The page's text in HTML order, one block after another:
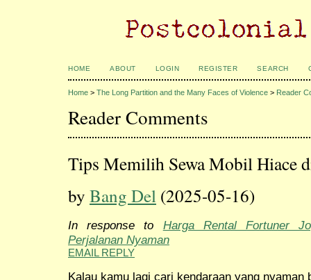
HOME ABOUT LOGIN REGISTER SEARCH
Home > The Long Partition and the Many Faces of Violence > Reader
Reader Comments
Tips Memilih Sewa Mobil Hiace
by Bang Del (2025-05-16)
In response to Harga Rental Fortuner
Perjalanan Nyaman
EMAIL REPLY
Kalau kamu lagi cari kendaraan yang nyaman